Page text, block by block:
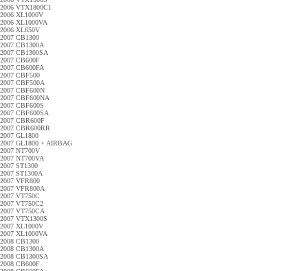
2006 VTX1800C1
2006 XL1000V
2006 XL1000VA
2006 XL650V
2007 CB1300
2007 CB1300A
2007 CB1300SA
2007 CB600F
2007 CB600FA
2007 CBF500
2007 CBF500A
2007 CBF600N
2007 CBF600NA
2007 CBF600S
2007 CBF600SA
2007 CBR600F
2007 CBR600RR
2007 GL1800
2007 GL1800 + AIRBAG
2007 NT700V
2007 NT700VA
2007 ST1300
2007 ST1300A
2007 VFR800
2007 VFR800A
2007 VT750C
2007 VT750C2
2007 VT750CA
2007 VTX1300S
2007 XL1000V
2007 XL1000VA
2008 CB1300
2008 CB1300A
2008 CB1300SA
2008 CB600F